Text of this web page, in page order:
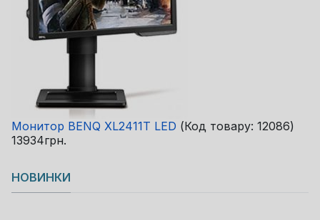
Монитор BENQ XL2411T LED (Код товару: 12086)
13934грн.
НОВИНКИ